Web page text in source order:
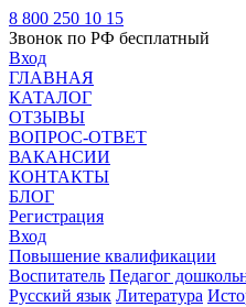
8 800 250 10 15
Звонок по РФ бесплатный
Вход
ГЛАВНАЯ
КАТАЛОГ
ОТЗЫВЫ
ВОПРОС-ОТВЕТ
ВАКАНСИИ
КОНТАКТЫ
БЛОГ
Регистрация
Вход
Повышение квалификации
Воспитатель Педагог
Русский язык Литература